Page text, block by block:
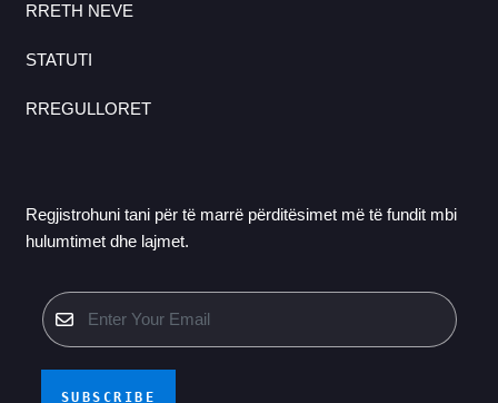
RRETH NEVE
STATUTI
RREGULLORET
Regjistrohuni tani për të marrë përditësimet më të fundit mbi
hulumtimet dhe lajmet.
SUBSCRIBE